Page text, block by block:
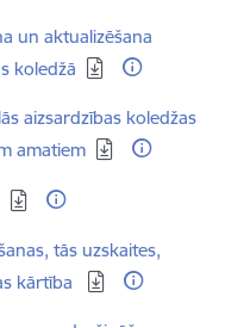
un aktualizēšana
koledžā
aizsardzības koledžas
amatiem
tās uzskaites,
kārtība